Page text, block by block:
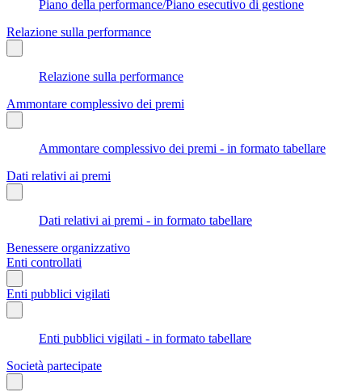
Piano della performance/Piano esecutivo di gestione
Relazione sulla performance
Relazione sulla performance
Ammontare complessivo dei premi
Ammontare complessivo dei premi - in formato tabellare
Dati relativi ai premi
Dati relativi ai premi - in formato tabellare
Benessere organizzativo
Enti controllati
Enti pubblici vigilati
Enti pubblici vigilati - in formato tabellare
Società partecipate